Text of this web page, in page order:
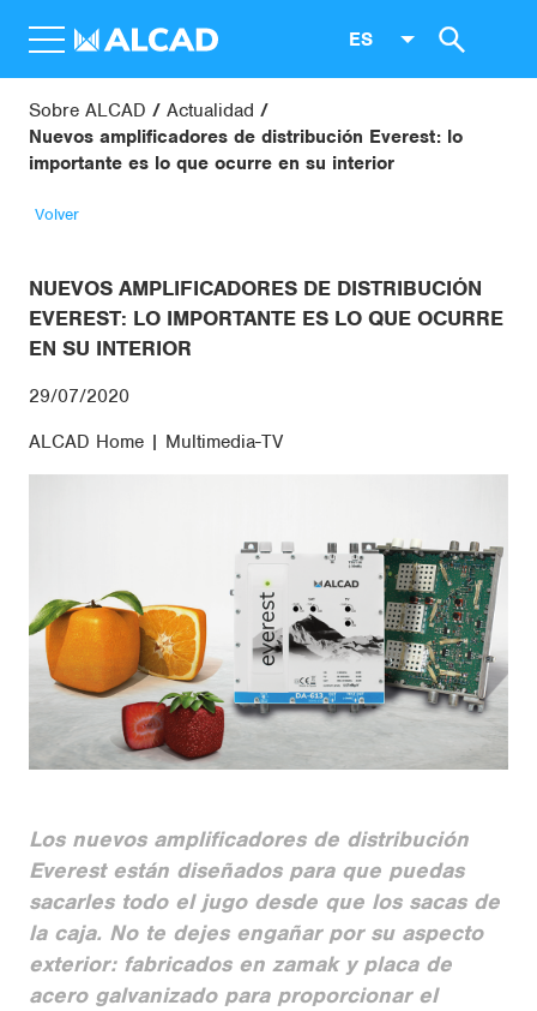
ES
Sobre ALCAD
Actualidad
Nuevos amplificadores de distribución Everest: lo
importante es lo que ocurre en su interior
Volver
NUEVOS AMPLIFICADORES DE DISTRIBUCIÓN
EVEREST: LO IMPORTANTE ES LO QUE OCURRE
EN SU INTERIOR
29/07/2020
ALCAD Home | Multimedia-TV
Los nuevos amplificadores de distribución
Everest están diseñados para que puedas
sacarles todo el jugo desde que los sacas de
la caja. No te dejes engañar por su aspecto
exterior: fabricados en zamak y placa de
acero galvanizado para proporcionar el